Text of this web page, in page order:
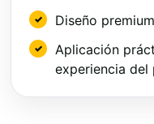
Diseño
Aplicación
experiencia del